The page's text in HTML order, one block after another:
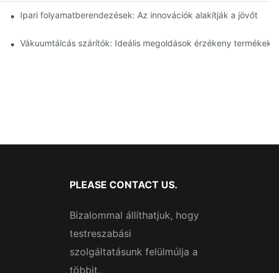
Ipari folyamatberendezések: Az innovációk alakítják a jövőt
Vákuumtálcás szárítók: Ideális megoldások érzékeny
PLEASE CONTACT US.
Bizalommal állíthatjuk, hogy
testreszabási
szolgáltatásunk felülmúlja a
többit.